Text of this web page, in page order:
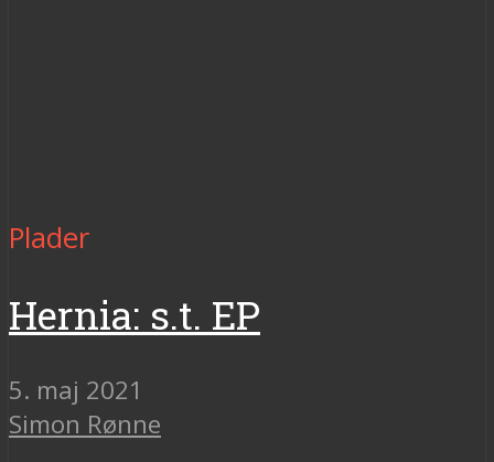
Plader
Hernia: s.t. EP
5. maj 2021
Simon Rønne